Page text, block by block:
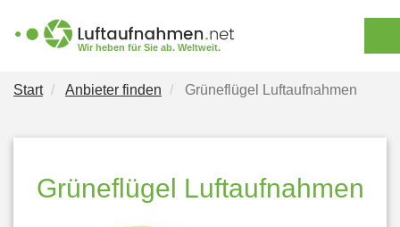
Wir heben für Sie ab. Weltweit.
Start Anbieter finden Grüneflügel Luftaufnahmen
Grüneflügel Luftaufnahmen
ANFRAGE
ARTEN VON
LUFTAUFNAHMEN